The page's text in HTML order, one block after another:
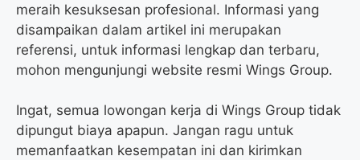
meraih kesuksesan profesional. Informasi yang
disampaikan dalam artikel ini merupakan
referensi, untuk informasi lengkap dan terbaru,
mohon mengunjungi website resmi Wings Group.
Ingat, semua lowongan kerja di Wings Group tidak
dipungut biaya apapun. Jangan ragu untuk
memanfaatkan kesempatan ini dan kirimkan